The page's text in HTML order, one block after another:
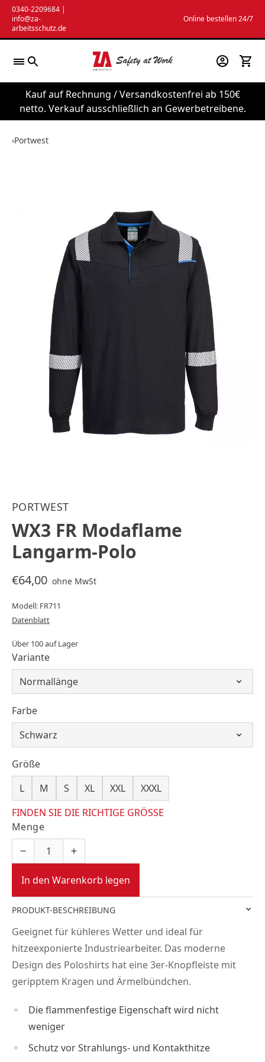
Zum
Inhalt
springen
0340-2209684 |
info@za-
arbeitsschutz.de
Online bestellen 24/7
Kauf auf Rechnung / Versandkostenfrei ab 150€
netto. Verkauf ausschließlich an Gewerbetreibene.
‹Portwest
PORTWEST
WX3 FR Modaflame
Langarm-Polo
€64,00 ohne MwSt
Modell: FR711
Datenblatt
Über 100 auf Lager
Variante
Farbe
Größe
L
M S XL XXL
XXXL
FINDEN SIE DIE RICHTIGE GRÖSSE
Menge
In den Warenkorb legen
PRODUKT-BESCHREIBUNG
Geeignet für kühleres Wetter und ideal für
hitzeexponierte Industriearbeiter. Das moderne
Design des Poloshirts hat eine 3er-Knopfleiste mit
geripptem Kragen und Ärmelbündchen.
Die flammenfestige Eigenschaft wird nicht
weniger
Schutz vor Strahlungs- und Kontakthitze